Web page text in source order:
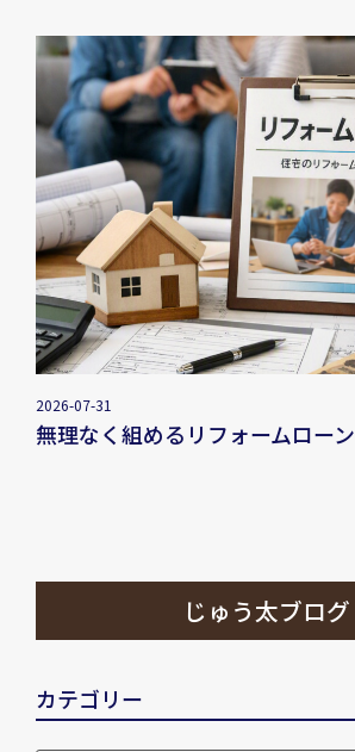
2026-07-31
無理なく組めるリフォームローン
じゅう太ブログ
カテゴリー